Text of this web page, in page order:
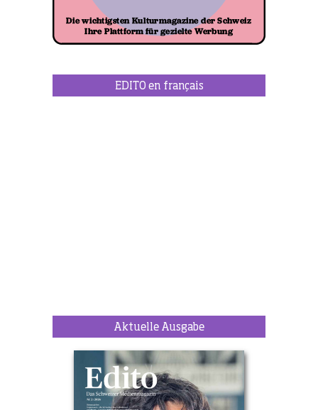
EDITO en français
Aktuelle Ausgabe